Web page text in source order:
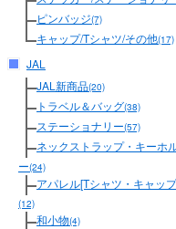
ピンバッジ(7)
キャップ/Tシャツ/その他(17)
JAL
JAL新商品(20)
トラベル＆バッグ(38)
ステーショナリー(57)
ネックストラップ・キーホ
ー(24)
アパレル[Tシャツ・キャッ
(12)
和小物(4)